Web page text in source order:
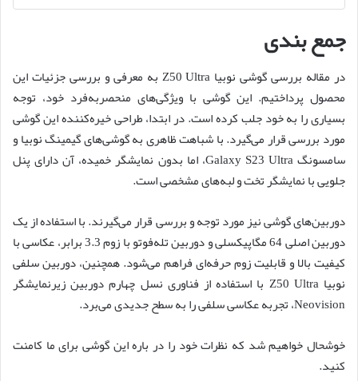
جمع بندی
در مقاله بررسی گوشی نوبیا Z50 Ultra به معرفی و بررسی جزئیات این
محصول پرداختیم. این گوشی با ویژگی‌های منحصربه‌فرد خود، توجه
بسیاری را به خود جلب کرده است. در ابتدا، طراحی خیره‌کننده این گوشی
مورد بررسی قرار می‌گیرد. با شباهت ظاهری به گوشی‌های گیمینگ نوبیا و
سامسونگ Galaxy S23 Ultra، اما بدون نمایشگر خمیده، آن دارای پنل
جلویی با نمایشگر تخت و لبه‌های مشخصی است.
دوربین‌های گوشی نیز مورد توجه و بررسی قرار می‌گیرند. با استفاده از یک
دوربین اصلی 64 مگاپیکسلی و دوربین تله‌فوتو با زوم 3.3 برابر، عکاسی با
کیفیت بالا و قابلیت زوم حرفه‌ای فراهم می‌شود. همچنین، دوربین سلفی
نوبیا Z50 Ultra با استفاده از فناوری نسل چهارم دوربین زیرنمایشگر
Neovision، تجربه عکاسی سلفی را به سطح جدیدی می‌برد.
خوشحال خواهیم شد که نظرات خود را در باره این گوشی برای ما کامنت
کنید.